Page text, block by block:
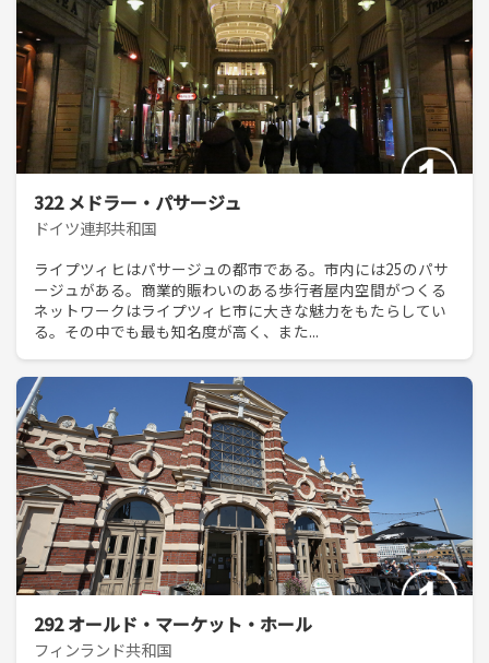
322 メドラー・パサージュ
ドイツ連邦共和国
ライプツィヒはパサージュの都市である。市内には25のパサ
ージュがある。商業的賑わいのある歩行者屋内空間がつくる
ネットワークはライプツィヒ市に大きな魅力をもたらしてい
る。その中でも最も知名度が高く、また...
292 オールド・マーケット・ホール
フィンランド共和国